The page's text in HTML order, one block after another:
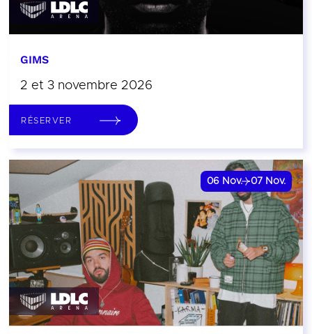
GIMS
2 et 3 novembre 2026
RÉSERVER
06 Nov. 07 Nov.